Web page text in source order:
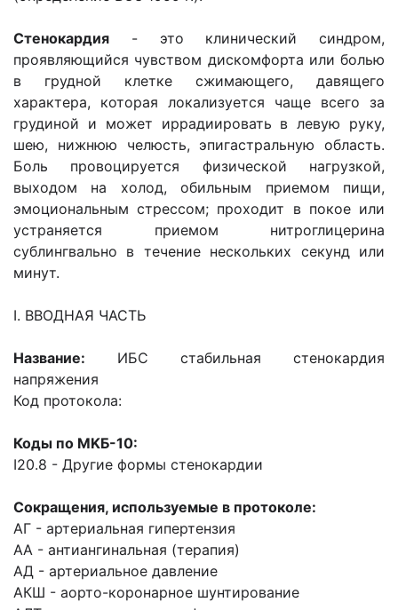
Стенокардия - это клинический синдром,
проявляющийся чувством дискомфорта или болью
в грудной клетке сжимающего, давящего
характера, которая локализуется чаще всего за
грудиной и может иррадиировать в левую руку,
шею, нижнюю челюсть, эпигастральную область.
Боль провоцируется физической нагрузкой,
выходом на холод, обильным приемом пищи,
эмоциональным стрессом; проходит в покое или
устраняется приемом нитроглицерина
сублингвально в течение нескольких секунд или
минут.
I. ВВОДНАЯ ЧАСТЬ
Название: ИБС стабильная стенокардия
напряжения
Код протокола:
Коды по MKБ-10:
I20.8 - Другие формы стенокардии
Сокращения, используемые в протоколе:
АГ - артериальная гипертензия
АА - антиангинальная (терапия)
АД - артериальное давление
АКШ - аорто-коронарное шунтирование